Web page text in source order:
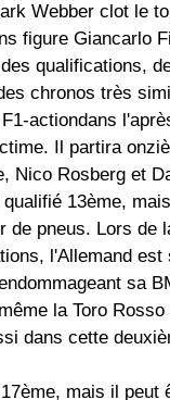
Webber clot le
figure Giancarlo
qualifications,
chronos très
actiondans
Il partira
Nico Rosberg et
13ème,
de pneus. Lors de
l'Allemand est
sa
la Toro
dans cette
mais il peut